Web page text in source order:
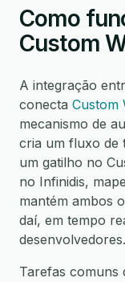
Como
Custom
A integração
conecta Custom
mecanismo de
cria um fluxo de
um gatilho no
no Infinidis,
mantém ambos
daí, em tempo
desenvolvedores.
Tarefas comuns